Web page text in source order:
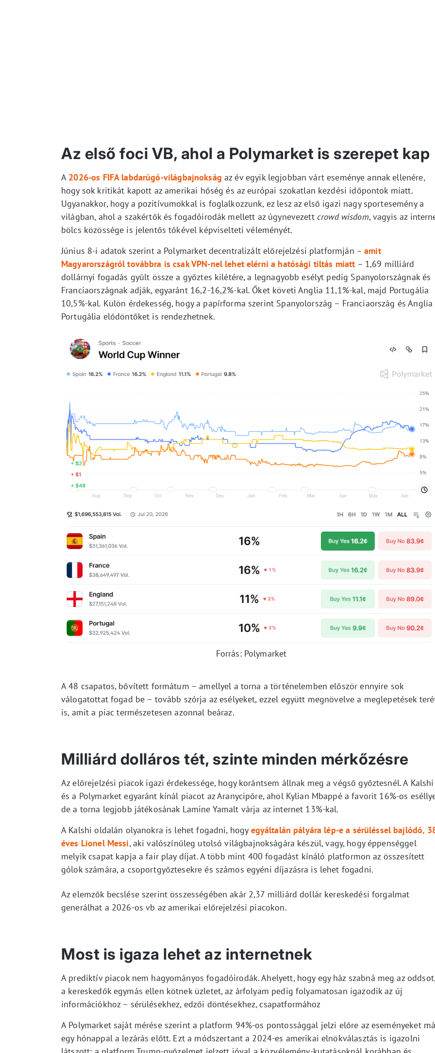
Az első foci VB, ahol a Polymarket is szerepet kap
A 2026-os FIFA labdarúgó-világbajnokság az év egyik legjobban várt eseménye annak ellenére,
hogy sok kritikát kapott az amerikai hőség és az európai szokatlan kezdési időpontok miatt.
Ugyanakkor, hogy a pozitívumokkal is foglalkozzunk, ez lesz az első igazi nagy sportesemény a
világban, ahol a szakértők és fogadóirodák mellett az úgynevezett crowd wisdom, vagyis az
bölcs közössége is jelentős tőkével képviselteti véleményét.
Június 8-i adatok szerint a Polymarket decentralizált előrejelzési platformján –amit
Magyarországról továbbra is csak VPN-nel lehet elérni a hatósági tiltás miatt – 1,69 milliárd
dollárnyi fogadás gyűlt össze a győztes kilétére, a legnagyobb esélyt pedig Spanyolországnak és
Franciaországnak adják, egyaránt 16,2-16,2%-kal. Őket követi Anglia 11,1%-kal, majd Portugália
10,5%-kal. Külön érdekesség, hogy a papírforma szerint Spanyolország – Franciaország és Anglia
Portugália elődöntőket is rendezhetnek.
Forrás: Polymarket
A 48 csapatos, bővített formátum – amellyel a torna a történelemben először ennyire sok
válogatottat fogad be – tovább szórja az esélyeket, ezzel együtt megnövelve a meglepetések
is, amit a piac természetesen azonnal beáraz.
Milliárd dolláros tét, szinte minden mérkőzésre
Az előrejelzési piacok igazi érdekessége, hogy korántsem állnak meg a végső győztesnél. A Kalshi
és a Polymarket egyaránt kínál piacot az Aranycipőre, ahol Kylian Mbappé a favorit 16%-os
de a torna legjobb játékosának Lamine Yamalt várja az internet 13%-kal.
A Kalshi oldalán olyanokra is lehet fogadni, hogy egyáltalán pályára lép-e a sérüléssel bajlódó,
éves Lionel Messi, aki valószínűleg utolsó világbajnokságára készül, vagy, hogy éppenséggel
melyik csapat kapja a fair play díjat. A több mint 400 fogadást kínáló platformon az összesített
gólok számára, a csoportgyőztesekre és számos egyéni díjazásra is lehet fogadni.
Az elemzők becslése szerint összességében akár 2,37 milliárd dollár kereskedési forgalmat
generálhat a 2026-os vb az amerikai előrejelzési piacokon.
Most is igaza lehet az internetnek
A prediktív piacok nem hagyományos fogadóirodák. Ahelyett, hogy egy ház szabná meg az oddsot,
a kereskedők egymás ellen kötnek üzletet, az árfolyam pedig folyamatosan igazodik az új
információkhoz – sérülésekhez, edzői döntésekhez, csapatformához
A Polymarket saját mérése szerint a platform 94%-os pontossággal jelzi előre az eseményeket
egy hónappal a lezárás előtt. Ezt a módszertant a 2024-es amerikai elnökválasztás is igazolni